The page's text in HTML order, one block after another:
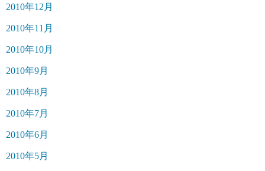
2010年12月
2010年11月
2010年10月
2010年9月
2010年8月
2010年7月
2010年6月
2010年5月